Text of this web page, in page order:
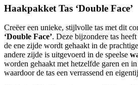
Haakpakket Tas ‘Double Face’
Creëer een unieke, stijlvolle tas met dit
‘Double Face’. Deze bijzondere tas
de ene zijde wordt gehaakt in de prachtige
andere zijde is uitgevoerd in de speelse
worden gehaakt met hetzelfde garen en
waardoor de tas een verrassend en